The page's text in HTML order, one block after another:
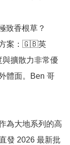
致香根草？
方案：🇬🇧英
擴散力非常優
體面。Ben 哥
為大地系列的高
發 2026 最新批